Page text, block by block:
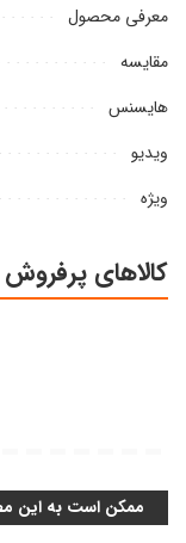
معرفی محصول
مقایسه
هایسنس
ویدیو
ویژه
کالاهای پرفروش
ممکن است به این